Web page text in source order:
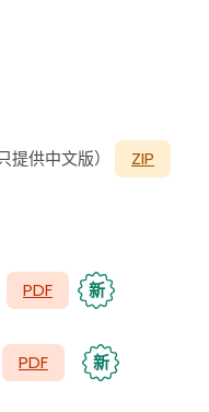
提供中文版） ZIP
PDF 新
PDF 新